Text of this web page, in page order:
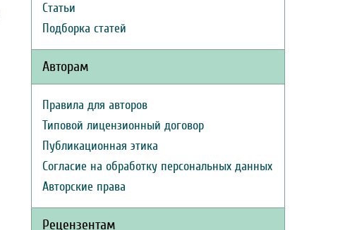
Статьи
Подборка статей
Авторам
Правила для авторов
Типовой лицензионный договор
Публикационная этика
Согласие на обработку персональных данных
Авторские права
Рецензентам